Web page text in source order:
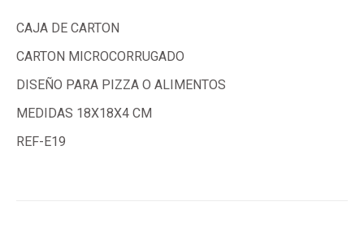
CAJA DE CARTON
CARTON MICROCORRUGADO
DISEÑO PARA PIZZA O ALIMENTOS
MEDIDAS 18X18X4 CM
REF-E19